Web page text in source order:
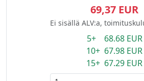
69,37 EUR
Ei sisällä ALV:a,
5+ 68.68 EUR
10+ 67.98 EUR
15+ 67.29 EUR